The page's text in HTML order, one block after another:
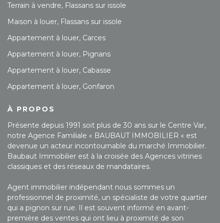
Terrain à vendre, Flassans sur issole
Maison à louer, Flassans sur issole
Appartement à louer, Carces
Appartement à louer, Pignans
Appartement à louer, Cabasse
Appartement à louer, Gonfaron
À PROPOS
Présente depuis 1991 soit plus de 30 ans sur le Centre Var,
notre Agence Familiale « BAUBAUT IMMOBILIER « est
devenue un acteur incontournable du marché Immobilier.
Baubaut Immobilier est à la croisée des Agences vitrines
classiques et des réseaux de mandataires.
Agent immobilier indépendant nous sommes un
professionnel de proximité, un spécialiste de votre quartier
qui a pignon sur rue. Il est souvent informé en avant-
première des ventes qui ont lieu à proximité de son